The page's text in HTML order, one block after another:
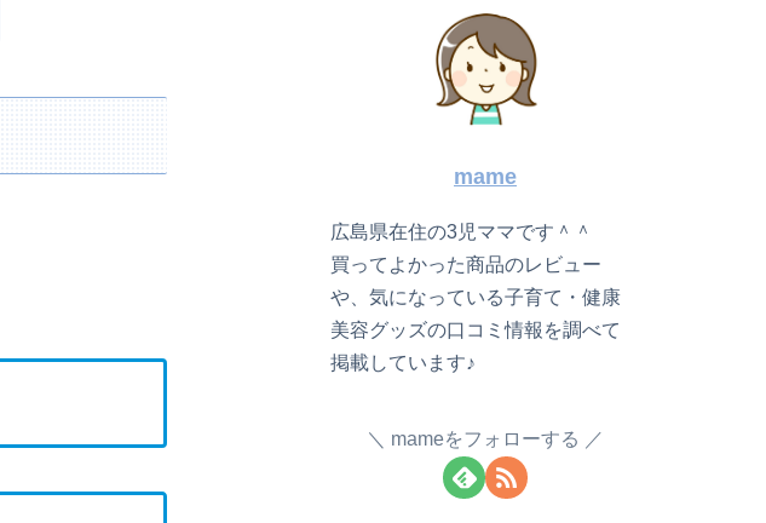
mame
広島県在住の3児ママです＾＾
買ってよかった商品のレビュー
や、気になっている子育て・健康
美容グッズの口コミ情報を調べて
掲載しています♪
mameをフォローする